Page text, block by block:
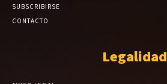
SUBSCRIBIRSE
CONTACTO
Legalidad